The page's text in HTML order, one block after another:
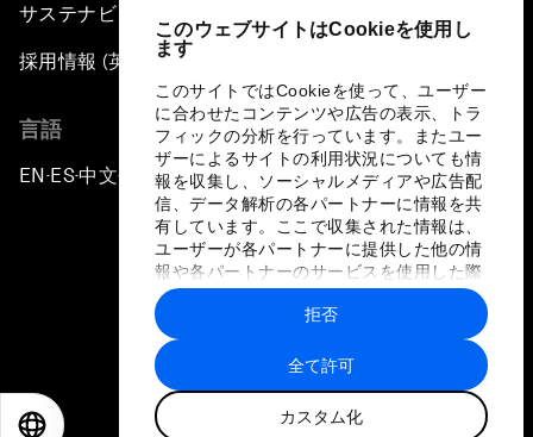
このウェブサイトはCookieを使用し
ます
このサイトではCookieを使って、ユーザー
に合わせたコンテンツや広告の表示、トラ
フィックの分析を行っています。またユー
ザーによるサイトの利用状況についても情
報を収集し、ソーシャルメディアや広告配
信、データ解析の各パートナーに情報を共
有しています。ここで収集された情報は、
ユーザーが各パートナーに提供した他の情
報や各パートナーのサービスを使用した際
に収集された情報と組み合わされ、各パー
トナーによって使用されることがありま
す。
全て許可
カスタム化
拒否
サステナビリティへの取り組み
採用情報 (英語のみ)
言語
EN ▪ES▪中文▪ 日本語
プライバシーポリシーと利用規約
サイトマップ
©
世界経済フォーラム